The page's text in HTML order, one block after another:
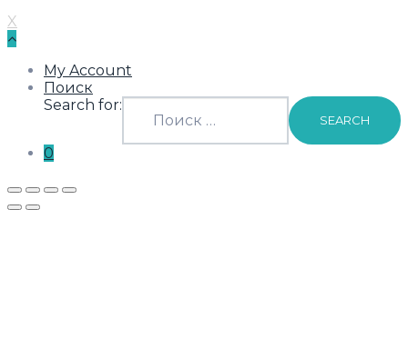
X
My Account
Поиск
Search for:
SEARCH
0